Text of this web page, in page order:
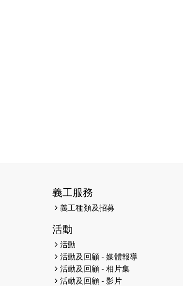
（19:00開始）打風取消
（19:00開始）
猛龍長跑隊恆常練習 - 6月4日
（19:00開始）
猛龍長跑隊恆常練習 - 5月28日
義工服務
義工種類及招募
活動
活動
活動及回顧 - 媒體報導
活動及回顧 - 相片集
活動及回顧 - 影片